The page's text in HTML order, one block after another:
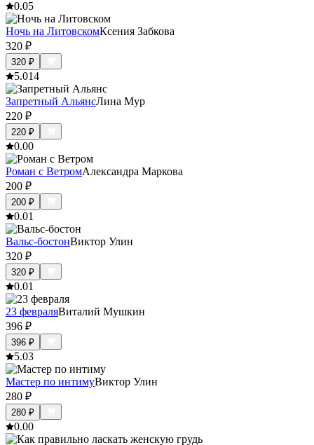
0.05
Ночь на ЛитовскомКсения Забкова
320 ₽
320 ₽
5.014
Запретный АльянсЛина Мур
220 ₽
220 ₽
0.00
Роман с ВетромАлександра Маркова
200 ₽
200 ₽
0.01
Вальс-бостонВиктор Улин
320 ₽
320 ₽
0.01
23 февраляВиталий Мушкин
396 ₽
396 ₽
5.03
Мастер по интимуВиктор Улин
280 ₽
280 ₽
0.00